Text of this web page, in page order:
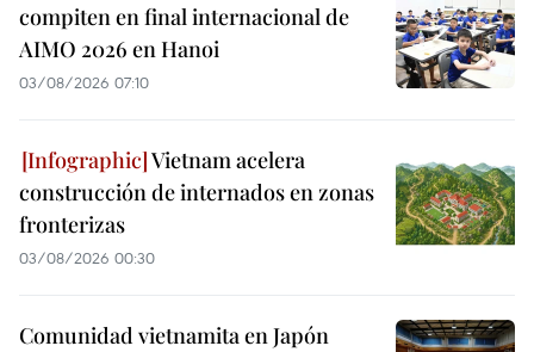
compiten en final internacional de
AIMO 2026 en Hanoi
03/08/2026 07:10
Vietnam acelera
construcción de internados en zonas
fronterizas
03/08/2026 00:30
Comunidad vietnamita en Japón